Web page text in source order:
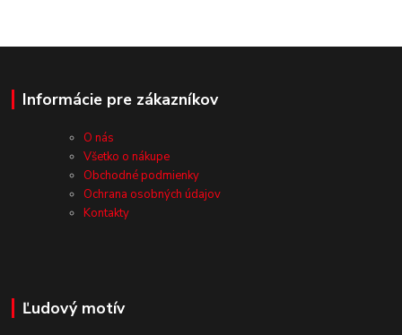
Informácie pre zákazníkov
O nás
Všetko o nákupe
Obchodné podmienky
Ochrana osobných údajov
Kontakty
Ľudový motív